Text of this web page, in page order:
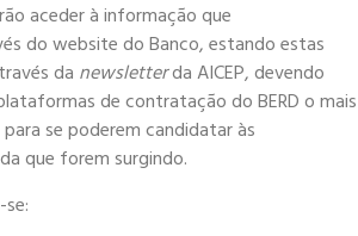
–
13
de
maio
aceder à informação que
do website do Banco, estando estas
da newsletterda AICEP, devendo
de contratação do BERD o mais
se poderem candidatar às
que forem surgindo.